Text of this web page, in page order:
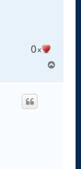
0x
r